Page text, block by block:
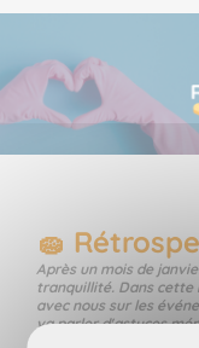
🧽
Après un mois de
tranquillité. Dans cette
avec nous sur les
va parler d'astuces